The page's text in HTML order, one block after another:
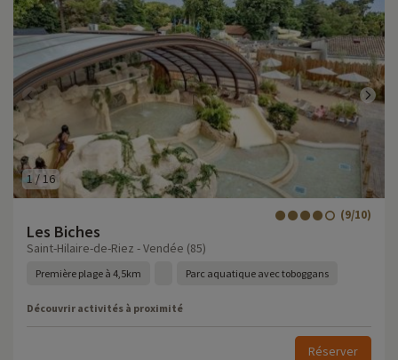
1 /16
Les Biches
(9/10)
Saint-Hilaire-de-Riez - Vendée (85)
Première plage à 4,5km Parc aquatique avec toboggans
Découvrir activités à proximité
Réserver